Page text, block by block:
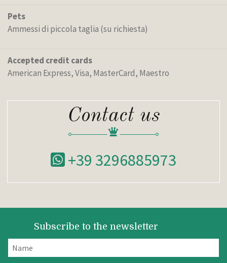
Pets
Ammessi di piccola taglia (su richiesta)
Accepted credit cards
American Express, Visa, MasterCard, Maestro
Contact us
+39 3296885973
Subscribe to the newsletter